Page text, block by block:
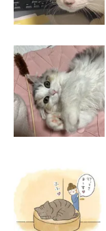
現在のおマサちゃん、お
れません」と飼い主さん。
こうして、おマサち
っという間に4年の
さく痩せていたとい
現在は、立派に大き